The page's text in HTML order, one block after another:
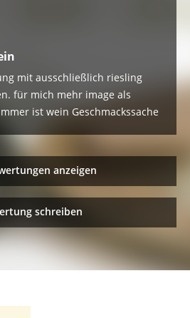
mit ausschließlich riesling
für mich mehr image als
ist wein Geschmackssache
anzeigen
schreiben